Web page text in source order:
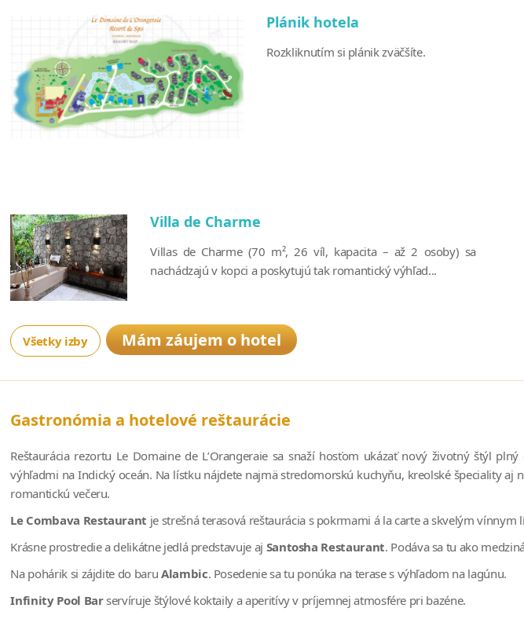
Plánik hotela
Rozkliknutím si plánik zväčšíte.
Villa de Charme
Villas de Charme (70 m², 26 víl, kapacita – až 2 osoby) sa
nachádzajú v kopci a poskytujú tak romantický výhľad...
Všetky izby Mám záujem o hotel
Gastronómia a hotelové reštaurácie
Reštaurácia rezortu Le Domaine de L’Orangeraie sa snaží hosťom ukázať nový životný štýl
výhľadmi na Indický oceán. Na lístku nájdete najmä stredomorskú kuchyňu, kreolské špeciality
romantickú večeru.
Le Combava Restaurant je strešná terasová reštaurácia s pokrmami á la carte a skvelým vínnym
Krásne prostredie a delikátne jedlá predstavuje aj Santosha Restaurant. Podáva sa tu ako
Na pohárik si zájdite do baru Alambic. Posedenie sa tu ponúka na terase s výhľadom na lagúnu.
Infinity Pool Barservíruje štýlové koktaily a aperitívy v príjemnej atmosfére pri bazéne.